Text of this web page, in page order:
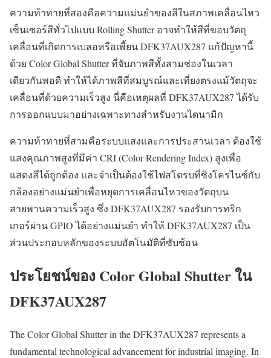
ความท้าทายที่สองคือความแม่นยำของสีในสภาพเคลื่อนไหว
เซ็นเซอร์สีทั่วไปแบบ Rolling Shutter อาจทำให้สีที่ขอบวัตถุ
เคลื่อนที่เกิดการเบลอหรือเพี้ยน DFK37AUX287 แก้ปัญหานี้
ด้วย Color Global Shutter ที่จับภาพสีทั้งสามช่องในเวลา
เดียวกันพอดี ทำให้ได้ภาพสีที่สมบูรณ์และเที่ยงตรงแม้วัตถุจะ
เคลื่อนที่ด้วยความเร็วสูง นี่คือเหตุผลที่ DFK37AUX287 ได้รับ
การออกแบบมาอย่างเฉพาะทางสำหรับงานไดนามิก
ความท้าทายที่สามคือระบบแสงและการประสานเวลา ต้องใช้
แสงคุณภาพสูงที่มีค่า CRI (Color Rendering Index) สูงเพื่อ
แสดงสีได้ถูกต้อง และจำเป็นต้องใช้ไฟสโตรบที่ซิงโครไนซ์กับ
กล้องอย่างแม่นยำเพื่อหยุดการเคลื่อนไหวของวัตถุบน
สายพานความเร็วสูง ซึ่ง DFK37AUX287 รองรับการทริก
เกอร์ผ่าน GPIO ได้อย่างแม่นยำ ทำให้ DFK37AUX287 เป็น
ส่วนประกอบหลักของระบบอัตโนมัติที่ซับซ้อน
ประโยชน์ของ Color Global Shutter ใน
DFK37AUX287
The Color Global Shutter in the DFK37AUX287 represents a
fundamental technological advancement for industrial imaging. In